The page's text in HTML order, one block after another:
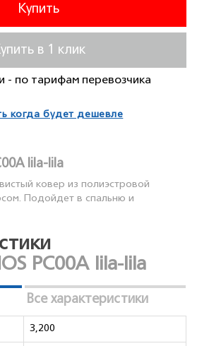
Купить
в 1 клик
- по тарифам перевозчика
когда будет дешевле
lila-lila
ковер из полиэстровой
Подойдет в спальню и
PC00A lila-lila
Все характеристики
3,200